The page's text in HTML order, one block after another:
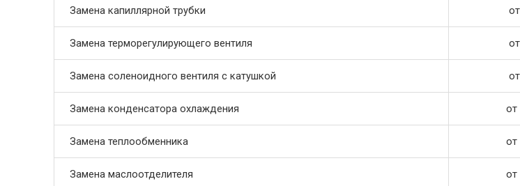
Замена капиллярной трубки
Замена терморегулирующего вентиля
Замена соленоидного вентиля с катушкой
Замена конденсатора охлаждения от
Замена теплообменника от
Замена маслоотделителя от